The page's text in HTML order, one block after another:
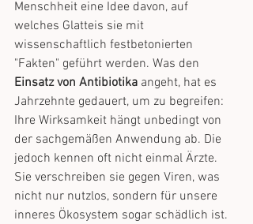
Menschheit eine Idee davon, auf
welches Glatteis sie mit
wissenschaftlich festbetonierten
"Fakten" geführt werden. Was den
Einsatz von Antibiotika angeht, hat es
Jahrzehnte gedauert, um zu begreifen:
Ihre Wirksamkeit hängt unbedingt von
der sachgemäßen Anwendung ab. Die
jedoch kennen oft nicht einmal Ärzte.
Sie verschreiben sie gegen Viren, was
nicht nur nutzlos, sondern für unsere
inneres Ökosystem sogar schädlich ist.